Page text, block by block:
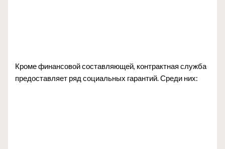
Кроме финансовой составляющей, контрактная служба
предоставляет ряд социальных гарантий. Среди них: